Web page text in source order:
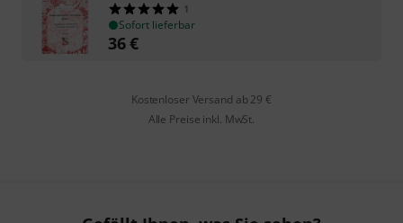
1
Sofort lieferbar
36€
Kostenloser Versand ab 29 €
Alle Preise inkl. MwSt.